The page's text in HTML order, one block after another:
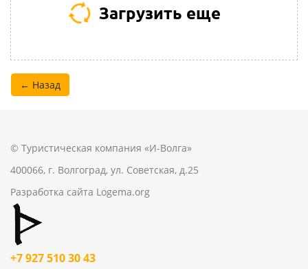
Загрузить еще
← Назад
© Туристическая компания «И-Волга»
400066, г. Волгоград, ул. Советская, д.25
Разработка сайта Logema.org
+7 927 510 30 43